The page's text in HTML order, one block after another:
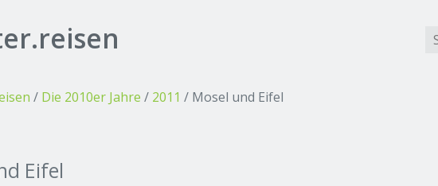
/ Die 2010er Jahre / 2011 / Mosel und Eifel
Eifel